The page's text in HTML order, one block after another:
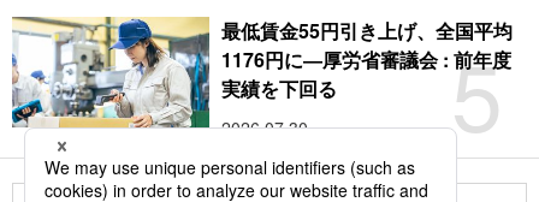
5
最低賃金55円引き上げ、全国平均
1176円に―厚労省審議会 : 前年度
実績を下回る
2026.07.30